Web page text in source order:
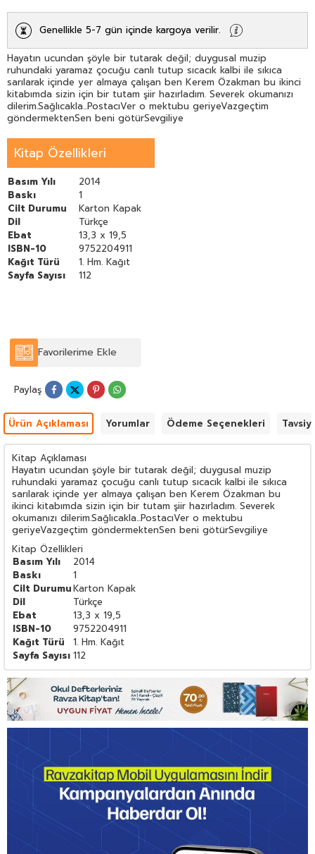
Genellikle 5-7 gün içinde kargoya verilir.
Hayatın ucundan şöyle bir tutarak değil; duygusal muzip
ruhundaki yaramaz çocuğu canlı tutup sıcacık kalbi ile sıkıca
sarılarak içinde yer almaya çalışan ben Kerem Özakman bu ikinci
kitabımda sizin için bir tutam şiir hazırladım. Severek okumanızı
dilerim.Sağlıcakla...PostacıVer o mektubu geriyeVazgeçtim
göndermektenSen beni götürSevgiliye
Kitap Özellikleri
Basım Yılı
2014
Baskı
1
Cilt Durumu
Karton Kapak
Dil
Türkçe
Ebat
13,3 x 19,5
ISBN-10
9752204911
Kağıt Türü
1. Hm. Kağıt
Sayfa Sayısı
112
Favorilerime Ekle
Paylaş
Ürün Açıklaması Yorumlar Ödeme Seçenekleri
Kitap Açıklaması
Hayatın ucundan şöyle bir tutarak değil; duygusal muzip
ruhundaki yaramaz çocuğu canlı tutup sıcacık kalbi ile sıkıca
sarılarak içinde yer almaya çalışan ben Kerem Özakman bu
ikinci kitabımda sizin için bir tutam şiir hazırladım. Severek
okumanızı dilerim.Sağlıcakla...PostacıVer o mektubu
geriyeVazgeçtim göndermektenSen beni götürSevgiliye
Kitap Özellikleri
Basım Yılı
2014
Baskı
1
Cilt DurumuKarton Kapak
Dil
Türkçe
Ebat
13,3 x 19,5
ISBN-10
9752204911
Kağıt Türü
1. Hm. Kağıt
Sayfa Sayısı 112